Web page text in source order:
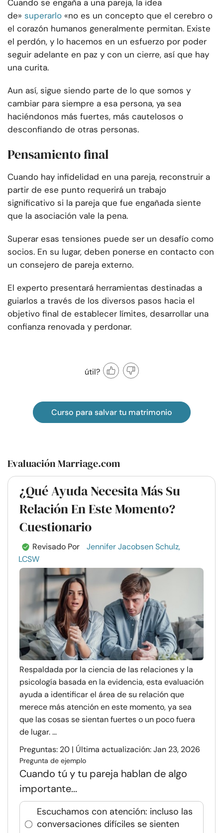
Cuando se engaña a una pareja, la idea
de» superarlo «no es un concepto que el cerebro o
el corazón humanos generalmente permitan. Existe
el perdón, y lo hacemos en un esfuerzo por poder
seguir adelante en paz y con un cierre, así que hay
una curita.
Aun así, sigue siendo parte de lo que somos y
cambiar para siempre a esa persona, ya sea
haciéndonos más fuertes, más cautelosos o
desconfiando de otras personas.
Pensamiento final
Cuando hay infidelidad en una pareja, reconstruir a
partir de ese punto requerirá un trabajo
significativo si la pareja que fue engañada siente
que la asociación vale la pena.
Superar esas tensiones puede ser un desafío como
socios. En su lugar, deben ponerse en contacto con
un consejero de pareja externo.
El experto presentará herramientas destinadas a
guiarlos a través de los diversos pasos hacia el
objetivo final de establecer límites, desarrollar una
confianza renovada y perdonar.
útil?
Curso para salvar tu matrimonio
Evaluación Marriage.com
¿Qué Ayuda Necesita Más Su
Relación En Este Momento?
Cuestionario
Revisado Por
Jennifer Jacobsen Schulz,
LCSW
Respaldada por la ciencia de las relaciones y la
psicología basada en la evidencia, esta evaluación
ayuda a identificar el área de su relación que
merece más atención en este momento, ya sea
que las cosas se sientan fuertes o un poco fuera
de lugar. ...
Preguntas: 20 | Última actualización: Jan 23, 2026
Pregunta de ejemplo
Cuando tú y tu pareja hablan de algo
importante...
Escuchamos con atención: incluso las
conversaciones difíciles se sienten